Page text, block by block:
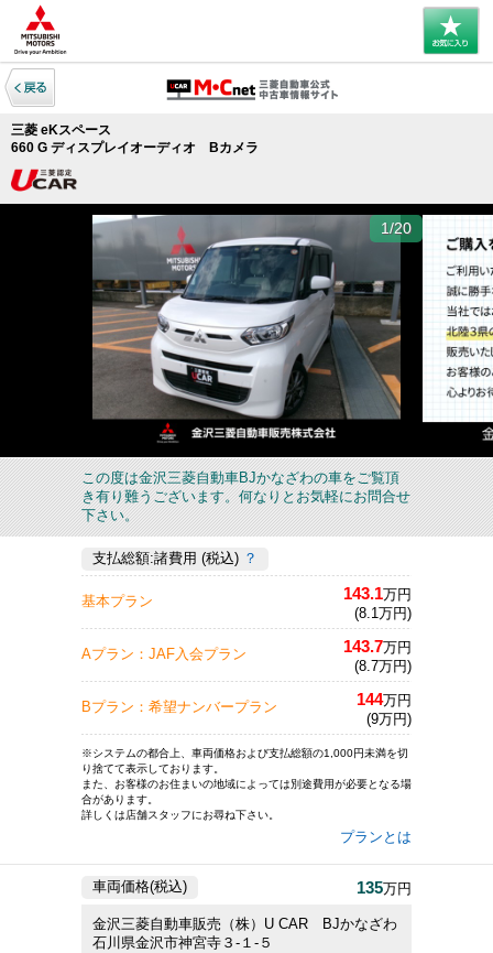
三菱 eKスペース
660 G ディスプレイオーディオ Bカメラ
1/20
この度は金沢三菱自動車BJかなざわの車をご覧頂
き有り難うございます。何なりとお気軽にお問合せ
下さい。
支払総額:諸費用 (税込) ？
基本プラン 143.1万円
(8.1万円)
Aプラン：JAF入会プラン 143.7万円
(8.7万円)
Bプラン：希望ナンバープラン 144万円
(9万円)
※システムの都合上、車両価格および支払総額の1,000円未満を切
り捨てて表示しております。
また、お客様のお住まいの地域によっては別途費用が必要となる場
合があります。
詳しくは店舗スタッフにお尋ね下さい。
プランとは
車両価格(税込) 135万円
金沢三菱自動車販売（株）U CAR BJかなざわ
石川県金沢市神宮寺３‐１‐５